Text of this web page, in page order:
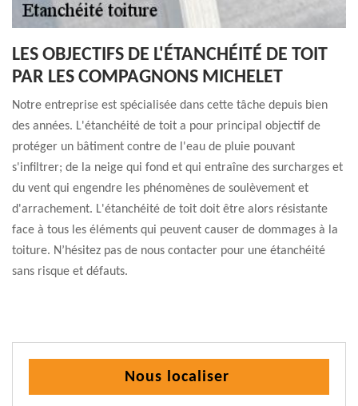
LES OBJECTIFS DE L'ÉTANCHÉITÉ DE TOIT
PAR LES COMPAGNONS MICHELET
Notre entreprise est spécialisée dans cette tâche depuis bien
des années. L'étanchéité de toit a pour principal objectif de
protéger un bâtiment contre de l'eau de pluie pouvant
s'infiltrer; de la neige qui fond et qui entraîne des surcharges et
du vent qui engendre les phénomènes de soulèvement et
d'arrachement. L'étanchéité de toit doit être alors résistante
face à tous les éléments qui peuvent causer de dommages à la
toiture. N’hésitez pas de nous contacter pour une étanchéité
sans risque et défauts.
Nous localiser